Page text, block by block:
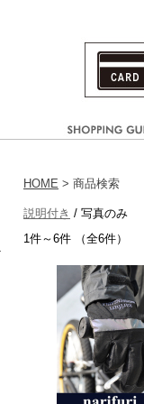
HOME > 商品検索
説明付き / 写真のみ
1件～6件 （全6件）